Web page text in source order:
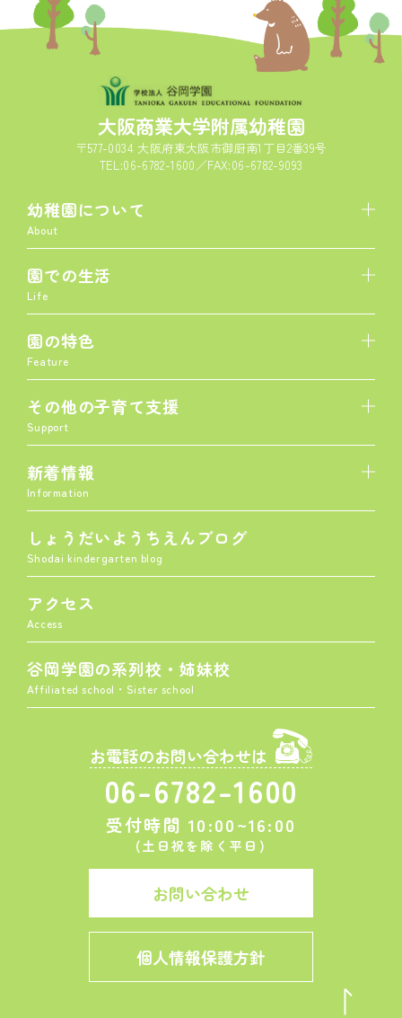
大阪商業大学附属幼稚園
〒577-0034 大阪府東大阪市御厨南1丁目2番39号
TEL:06-6782-1600／FAX:06-6782-9093
幼稚園について
About
園での生活
Life
園の特色
Feature
その他の子育て支援
Support
新着情報
Information
しょうだいようちえんブログ
Shodai kindergarten blog
アクセス
Access
谷岡学園の系列校・姉妹校
Affiliated school・Sister school
お電話のお問い合わせは
06-6782-1600
受付時間 10:00~16:00
(土日祝を除く平日)
お問い合わせ
個人情報保護方針